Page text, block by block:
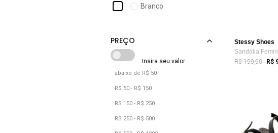
LÓris Shoes
Branco
Caramelo
Castanho
Cinza
Cobre
abaixo de R$ 50
R$ 50 - R$ 150
R$ 150 - R$ 250
R$ 250 - R$ 500
Stessy Shoes
R$ 199,90 R$